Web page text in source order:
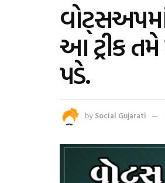
આ ટ્રીક
પડે.
by Social Gujarati